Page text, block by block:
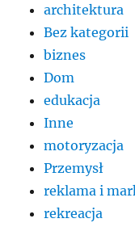
architektura
Bez kategorii
biznes
Dom
edukacja
Inne
motoryzacja
Przemysł
reklama i
rekreacja